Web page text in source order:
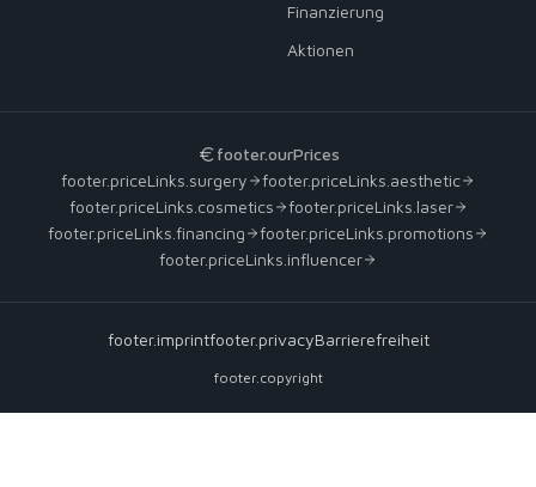
Finanzierung
Aktionen
footer.ourPrices
footer.priceLinks.surgery
footer.priceLinks.aesthetic
footer.priceLinks.cosmetics
footer.priceLinks.laser
footer.priceLinks.financing
footer.priceLinks.promotions
footer.priceLinks.influencer
footer.imprintfooter.privacyBarrierefreiheit
footer.copyright